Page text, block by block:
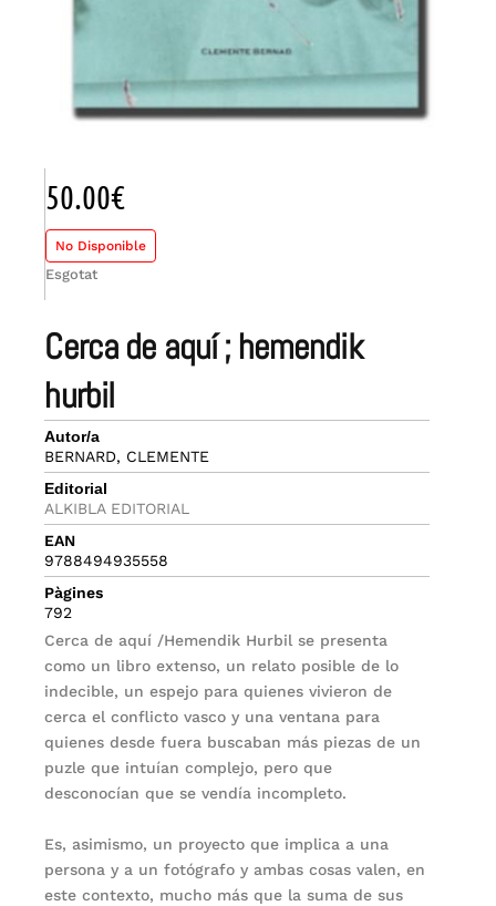
cerca de aquí ; hemendik
hurbil
Autor/a
BERNARD, CLEMENTE
Editorial
ALKIBLA EDITORIAL
EAN
9788494935558
Pàgines
792
Cerca de aquí /Hemendik Hurbil se presenta
como un libro extenso, un relato posible de lo
indecible, un espejo para quienes vivieron de
cerca el conflicto vasco y una ventana para
quienes desde fuera buscaban más piezas de un
puzle que intuían complejo, pero que
desconocían que se vendía incompleto.
Es, asimismo, un proyecto que implica a una
persona y a un fotógrafo y ambas cosas valen, en
este contexto, mucho más que la suma de sus
50.00€
No Disponible
Esgotat